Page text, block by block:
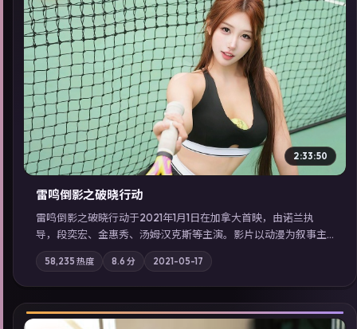
▶
2:33:50
雷鸣倒影之破晓行动
雷鸣倒影之破晓行动于2021年1月1日在加拿大首映，由诺兰执
导，段奕宏、金惠秀、汤姆·汉克斯等主演。影片以动漫为叙事主
轴，两代人的执念在暴风雨夜正面相撞；摄影与配乐强化地域气
质；站内亦可通过「国产免费观看高清电视剧在线看」延展检索
同类型高分佳作，畅享高清在线追剧体验。
58,235 热度 8.6 分 2021-05-17